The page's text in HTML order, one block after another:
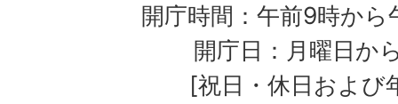
開庁時間：午前9時か
開庁日：月曜日か
[祝日・休日および